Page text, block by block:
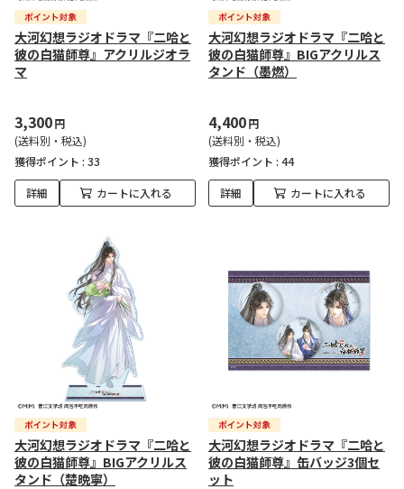
大河幻想ラジオドラマ『二哈と
彼の白猫師尊』アクリルジオラ
マ
3,300円
(送料別・税込)
獲得ポイント : 33
詳細 カートに入れる
大河幻想ラジオドラマ『二哈と
彼の白猫師尊』BIGアクリルス
タンド（墨燃）
4,400円
(送料別・税込)
獲得ポイント : 44
詳細 カートに入れる
大河幻想ラジオドラマ『二哈と
彼の白猫師尊』BIGアクリルス
タンド（楚晩寧）
大河幻想ラジオドラマ『二哈と
彼の白猫師尊』缶バッジ3個セ
ット